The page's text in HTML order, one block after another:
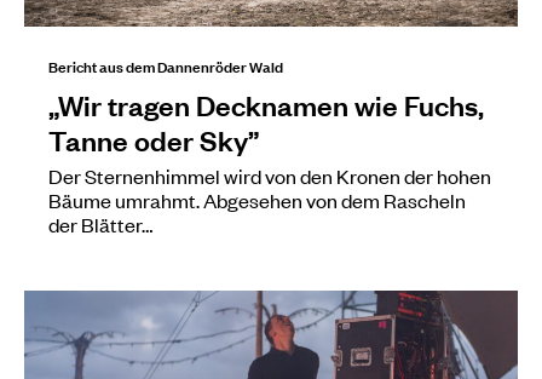
Bericht aus dem Dannenröder Wald
„Wir tragen Decknamen wie Fuchs,
Tanne oder Sky”
Der Sternenhimmel wird von den Kronen der hohen
Bäume umrahmt. Abgesehen von dem Rascheln
der Blätter…